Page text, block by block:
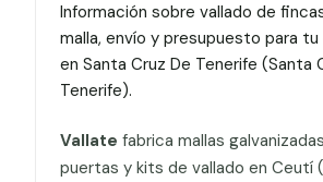
Información sobre vallado de
malla, envío y presupuesto para
en Santa Cruz De Tenerife (Santa
Tenerife).
Vallate fabrica mallas
puertas y kits de vallado en Ceutí